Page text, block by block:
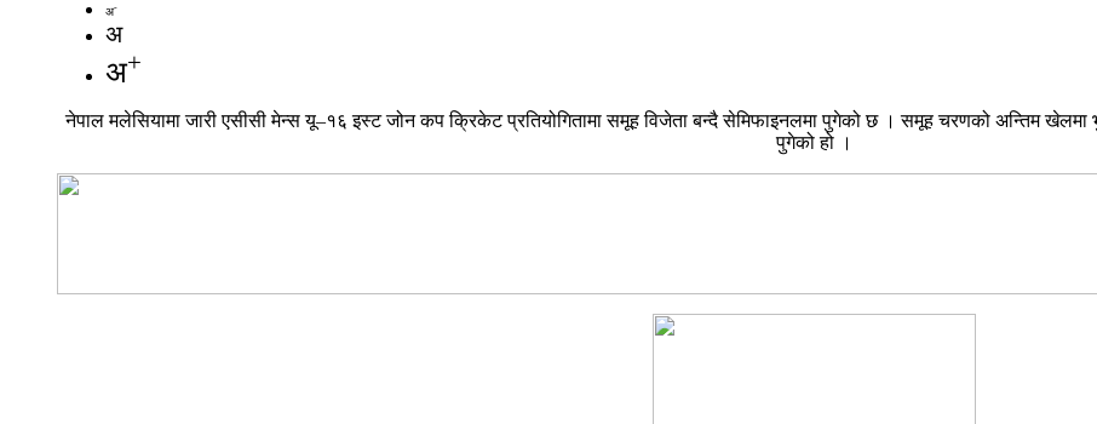
अ-
अ
अ+
नेपाल मलेसियामा जारी एसीसी मेन्स यू–१६ इस्ट जोन कप क्रिकेट प्रतियोगितामा समूह विजेता बन्दै सेमिफाइनलमा पुगेको छ । समूह चरणको अन्तिम
पुगेको हो ।